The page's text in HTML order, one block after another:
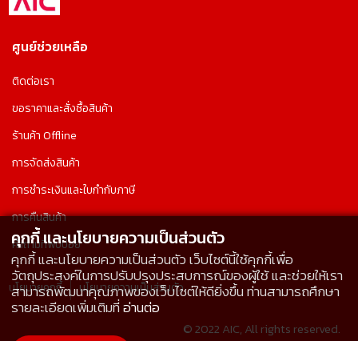
ศูนย์ช่วยเหลือ
ติดต่อเรา
ขอราคาและสั่งซื้อสินค้า
ร้านค้า Offline
การจัดส่งสินค้า
การชำระเงินและใบกำกับภาษี
การคืนสินค้า
คำถามที่พบบ่อย
นโยบายคุกกี้ นโยบายความเป็นส่วนตัว
© 2022 AIC, All rights reserved.
คุกกี้ และนโยบายความเป็นส่วนตัว
คุกกี้ และนโยบายความเป็นส่วนตัว เว็บไซต์นี้ใช้คุกกี้เพื่อ
วัตถุประสงค์ในการปรับปรุงประสบการณ์ของผู้ใช้ และช่วยให้เรา
สามารถพัฒนาคุณภาพของเว็บไซต์ให้ดียิ่งขึ้น ท่านสามารถศึกษา
รายละเอียดเพิ่มเติมที่อ่านต่อ